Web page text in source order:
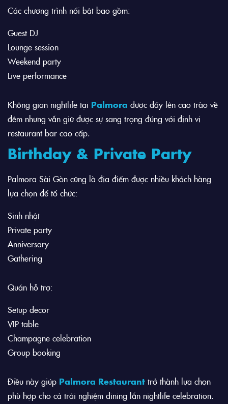
Các chương trình nổi bật bao gồm:
Guest DJ
Lounge session
Weekend party
Live performance
Không gian nightlife tại Palmora được đẩy lên cao trào về
đêm nhưng vẫn giữ được sự sang trọng đúng với định vị
restaurant bar cao cấp.
Birthday & Private Party
Palmora Sài Gòn cũng là địa điểm được nhiều khách hàng
lựa chọn để tổ chức:
Sinh nhật
Private party
Anniversary
Gathering
Quán hỗ trợ:
Setup decor
VIP table
Champagne celebration
Group booking
Điều này giúp Palmora Restaurant trở thành lựa chọn
phù hợp cho cả trải nghiệm dining lẫn nightlife celebration.